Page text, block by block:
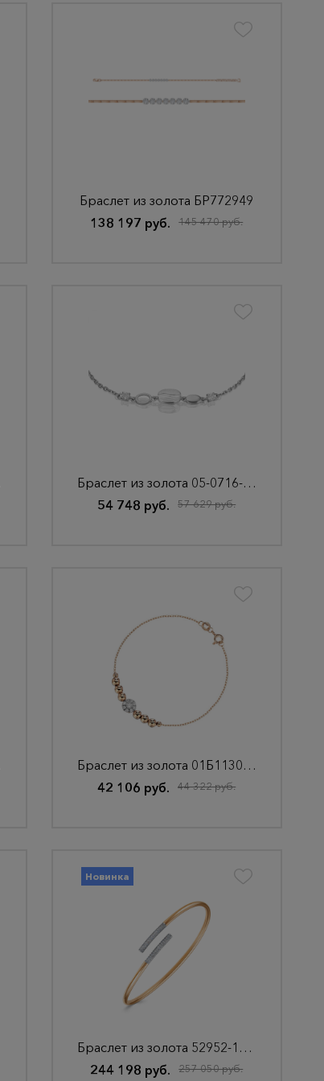
Браслет из золота БР772949
138 197 руб.
145 470 руб.
Браслет из золота 05-0716-01-201-1120
54 748 руб.
57 629 руб.
Браслет из золота 01Б113071Р
42 106 руб.
44 322 руб.
Новинка
Браслет из золота 52952-151-01-00
244 198 руб.
257 050 руб.